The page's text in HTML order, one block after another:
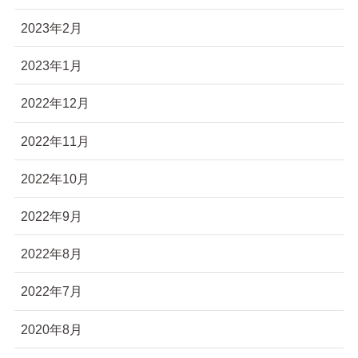
2023年2月
2023年1月
2022年12月
2022年11月
2022年10月
2022年9月
2022年8月
2022年7月
2020年8月